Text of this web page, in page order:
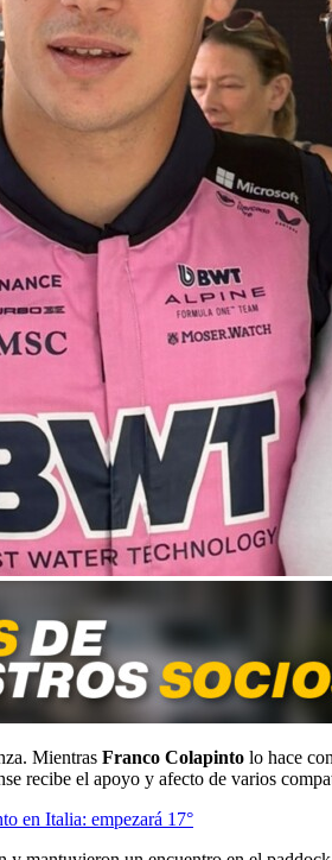
Mientras Franco Colapinto lo hace
recibe el apoyo y afecto de varios
en Italia: empezará 17°